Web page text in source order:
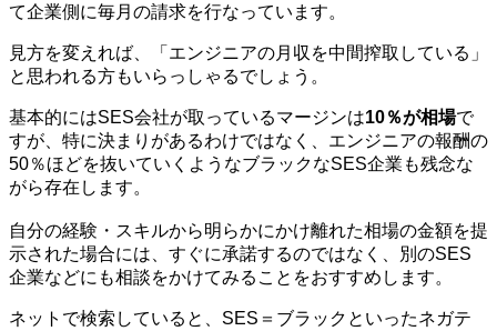
て企業側に毎月の請求を行なっています。
見方を変えれば、「エンジニアの月収を中間搾取している」
と思われる方もいらっしゃるでしょう。
基本的にはSES会社が取っているマージンは10％が相場で
すが、特に決まりがあるわけではなく、エンジニアの報酬の
50％ほどを抜いていくようなブラックなSES企業も残念な
がら存在します。
自分の経験・スキルから明らかにかけ離れた相場の金額を提
示された場合には、すぐに承諾するのではなく、別のSES
企業などにも相談をかけてみることをおすすめします。
ネットで検索していると、SES＝ブラックといったネガテ